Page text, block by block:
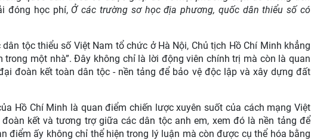
đóng học phí,Ở các trường sơ học địa phương, quốc dân thiểu số có
tộc thiểu số Việt Nam tổ chức ở Hà Nội, Chủ tịch Hồ Chí Minh khẳng
một nhà”. Đây không chỉ là lời động viên chính trị mà còn là quan
đoàn kết toàn dân tộc - nền tảng để bảo vệ độc lập và xây dựng đất
Hồ Chí Minh là quan điểm chiến lược xuyên suốt của cách mạng Việt
kết và tương trợ giữa các dân tộc anh em, xem đó là nền tảng để
điểm ấy không chỉ thể hiện trong lý luận mà còn được cụ thể hóa bằng